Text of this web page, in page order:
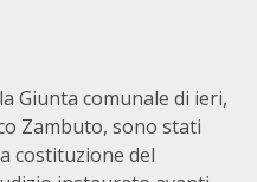
Giunta comunale di ieri,
Zambuto, sono stati
costituzione del